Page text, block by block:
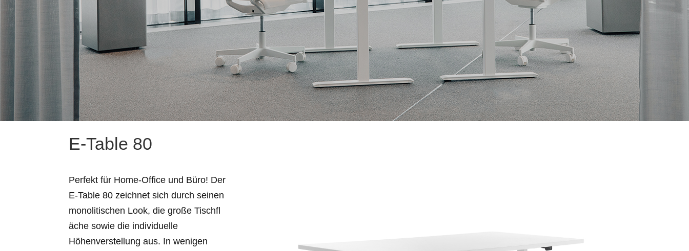
E-Table 80
Perfekt für Home-Office und Büro! Der
E-Table 80 zeichnet sich durch seinen
monolitischen Look, die große Tischfl
äche sowie die individuelle
Höhenverstellung aus. In wenigen